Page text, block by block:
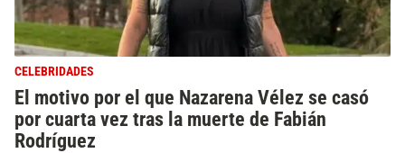
CELEBRIDADES
El motivo por el que Nazarena Vélez se casó
por cuarta vez tras la muerte de Fabián
Rodríguez